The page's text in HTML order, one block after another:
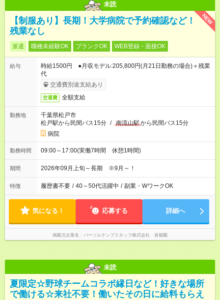
未読
NEW
【制服あり】長期！大学病院で予約確認など！
残業なし
派遣 職種未経験OK ブランクOK WEB登録・面接OK
給与
時給1500円 ●月収モデル:205,800円(月21日勤務の場合)＋残業
代
交通費別途支給あり
交通費 全額支給
勤務地
千葉県松戸市
松戸駅から民間バス15分 / 南流山駅から民間バス15分
病院
勤務時間 09:00～17:00(実働7時間 休憩1時間)
期間 2026年09月上旬～長期 ※9月～！
特徴 履歴書不要 / 40～50代活躍中 / 副業・WワークOK
気になる！ 応募する 詳細へ
掲載元企業名 パーソルテンプスタッフ株式会社 首都圏
未読
夏限定☆野球チームコラボ縁日など！好きな場所
で働ける☆来社不要！働いたその日に給料もらえ